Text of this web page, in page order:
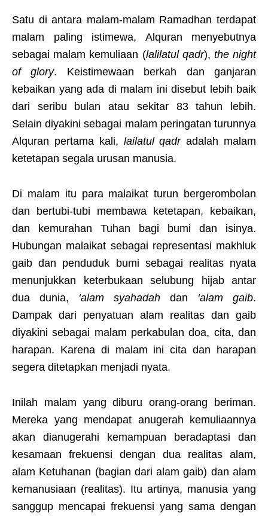
Satu di antara malam-malam Ramadhan terdapat
malam paling istimewa, Alquran menyebutnya
sebagai malam kemuliaan (lalilatul qadr), the night
of glory. Keistimewaan berkah dan ganjaran
kebaikan yang ada di malam ini disebut lebih baik
dari seribu bulan atau sekitar 83 tahun lebih.
Selain diyakini sebagai malam peringatan turunnya
Alquran pertama kali, lailatul qadradalah malam
ketetapan segala urusan manusia.
Di malam itu para malaikat turun bergerombolan
dan bertubi-tubi membawa ketetapan, kebaikan,
dan kemurahan Tuhan bagi bumi dan isinya.
Hubungan malaikat sebagai representasi makhluk
gaib dan penduduk bumi sebagai realitas nyata
menunjukkan keterbukaan selubung hijab antar
dua dunia, ‘alam syahadah dan ‘alam gaib.
Dampak dari penyatuan alam realitas dan gaib
diyakini sebagai malam perkabulan doa, cita, dan
harapan. Karena di malam ini cita dan harapan
segera ditetapkan menjadi nyata.
Inilah malam yang diburu orang-orang beriman.
Mereka yang mendapat anugerah kemuliaannya
akan dianugerahi kemampuan beradaptasi dan
kesamaan frekuensi dengan dua realitas alam,
alam Ketuhanan (bagian dari alam gaib) dan alam
kemanusiaan (realitas). Itu artinya, manusia yang
sanggup mencapai frekuensi yang sama dengan